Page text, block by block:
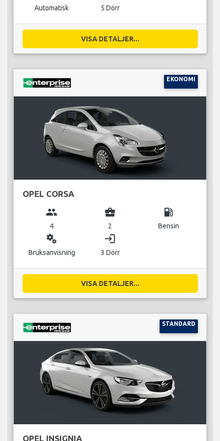
Automatisk 5 Dörr
VISA DETALJER...
EKONOMI
OPEL CORSA
group
4
business_center
2
local_gas_station
Bensin
miscellaneous_services
Bruksanvisning
login
3 Dörr
VISA DETALJER...
STANDARD
OPEL INSIGNIA